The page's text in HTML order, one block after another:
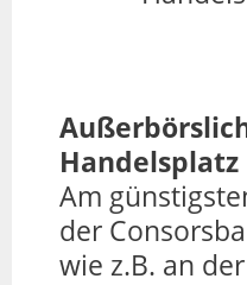
Handelsplatz
Am
der
wie z.B. an